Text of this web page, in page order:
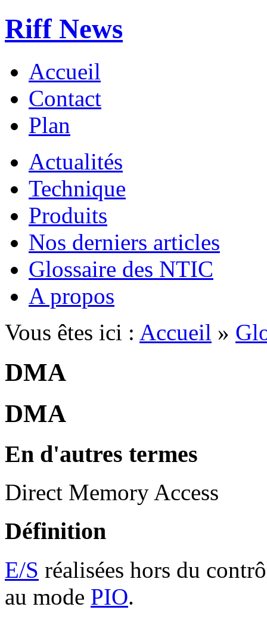
Riff News
Accueil
Contact
Plan
Actualités
Technique
Produits
Nos derniers articles
Glossaire des NTIC
A propos
Vous êtes ici : Accueil »
DMA
DMA
En d'autres termes
Direct Memory Access
Définition
E/S réalisées hors du
au mode PIO.